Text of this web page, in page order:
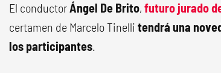
El conductorÁngel De Brito, futuro jurado
certamen de Marcelo Tinelli tendrá una
los participantes.